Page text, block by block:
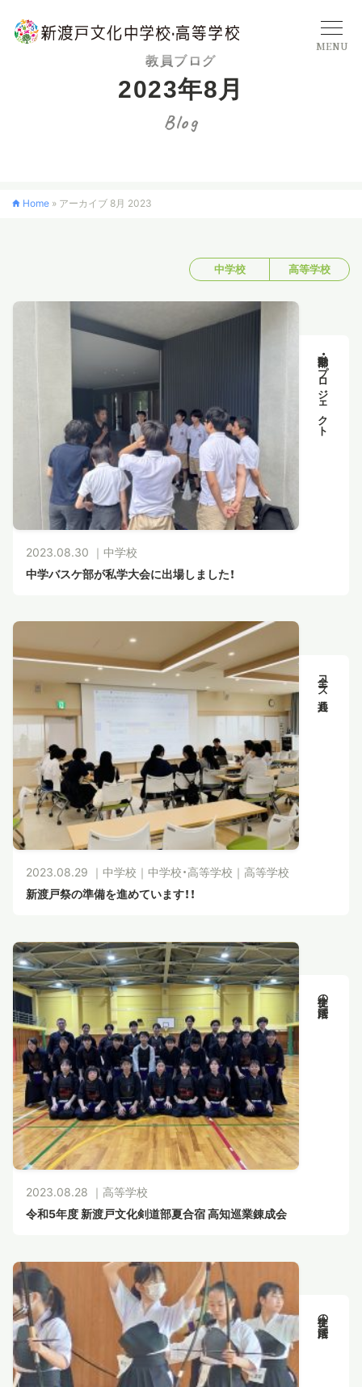
高等学校
クロスカリキュラム
スタディツアー
ニュース
教員ブログ
在校生・保護者・卒業生の方へ
MENU
教員ブログ
2023年8月
Blog
Home » アーカイブ 8月 2023
中学校 高等学校
部活動・プロジェクト
2023.08.30 ｜ 中学校
中学バスケ部が私学大会に出場しました！
全コース共通
2023.08.29 ｜ 中学校 ｜ 中学校・高等学校 ｜ 高等学校
新渡戸祭の準備を進めています！！
生徒の活躍
2023.08.28 ｜ 高等学校
令和5年度 新渡戸文化剣道部夏合宿 高知巡業錬成会
生徒の活躍